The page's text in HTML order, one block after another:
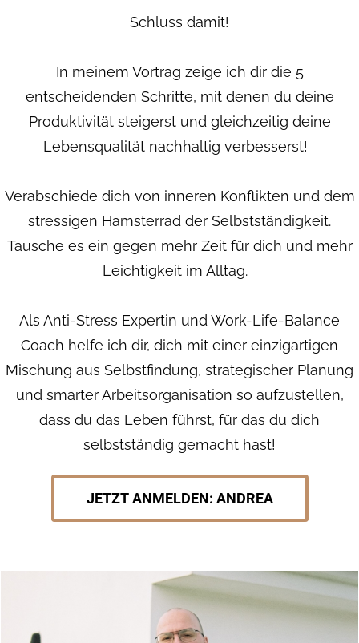
Schluss damit!
In meinem Vortrag zeige ich dir die 5
entscheidenden Schritte, mit denen du deine
Produktivität steigerst und gleichzeitig deine
Lebensqualität nachhaltig verbesserst!
Verabschiede dich von inneren Konflikten und dem
stressigen Hamsterrad der Selbstständigkeit.
Tausche es ein gegen mehr Zeit für dich und mehr
Leichtigkeit im Alltag.
Als Anti-Stress Expertin und Work-Life-Balance
Coach helfe ich dir, dich mit einer einzigartigen
Mischung aus Selbstfindung, strategischer Planung
und smarter Arbeitsorganisation so aufzustellen,
dass du das Leben führst, für das du dich
selbstständig gemacht hast!
JETZT ANMELDEN: ANDREA